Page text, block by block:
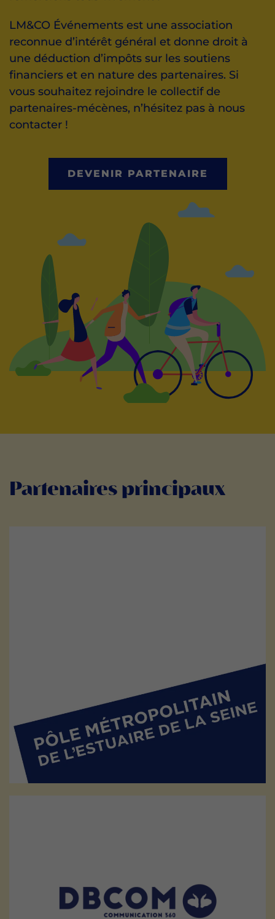
LM&CO Événements est une association
reconnue d’intérêt général et donne droit à
une déduction d’impôts sur les soutiens
financiers et en nature des partenaires. Si
vous souhaitez rejoindre le collectif de
partenaires-mécènes, n’hésitez pas à nous
contacter !
DEVENIR PARTENAIRE
Partenaires principaux